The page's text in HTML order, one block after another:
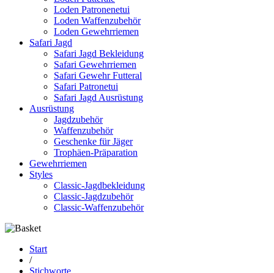
Loden Patronenetui
Loden Waffenzubehör
Loden Gewehrriemen
Safari Jagd
Safari Jagd Bekleidung
Safari Gewehrriemen
Safari Gewehr Futteral
Safari Patronetui
Safari Jagd Ausrüstung
Ausrüstung
Jagdzubehör
Waffenzubehör
Geschenke für Jäger
Trophäen-Präparation
Gewehrriemen
Styles
Classic-Jagdbekleidung
Classic-Jagdzubehör
Classic-Waffenzubehör
Start
/
Stichworte